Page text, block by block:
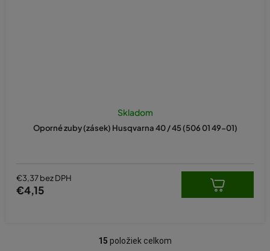
Oporné zuby (zásek) Husqvarna 40 / 45 (506 01 49-01)
Skladom
€3,37 bez DPH
€4,15
O
15 položiek celkom